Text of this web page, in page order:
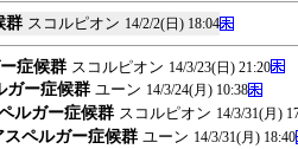
群 スコルピオン 14/2/2(日) 18:04
症候群 スコルピオン 14/3/23(日) 21:20
ガー症候群 ユーン 14/3/24(月) 10:38
ルガー症候群 スコルピオン 14/3/31(月)
スペルガー症候群 ユーン 14/3/31(月) 18:40